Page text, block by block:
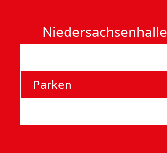
Nieder­sachsen­halle
Parken